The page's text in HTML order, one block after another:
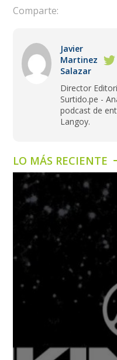
Comparte:
Javier
Martinez
Salazar
Director
Surtido.pe -
podcast de
Langoy.
LO MÁS RECIENTE